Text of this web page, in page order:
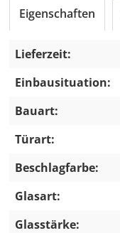
Eigenschaften
Lieferzeit:
Einbausituation:
Bauart:
Türart:
Beschlagfarbe:
Glasart:
Glasstärke: